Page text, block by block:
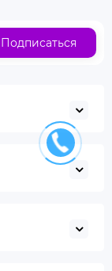
Подписаться